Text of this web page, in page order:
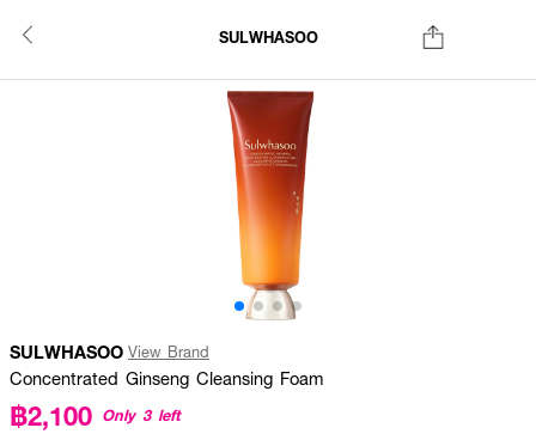
SULWHASOO
SULWHASOO View Brand
Concentrated Ginseng Cleansing Foam
฿2,100 Only 3 left